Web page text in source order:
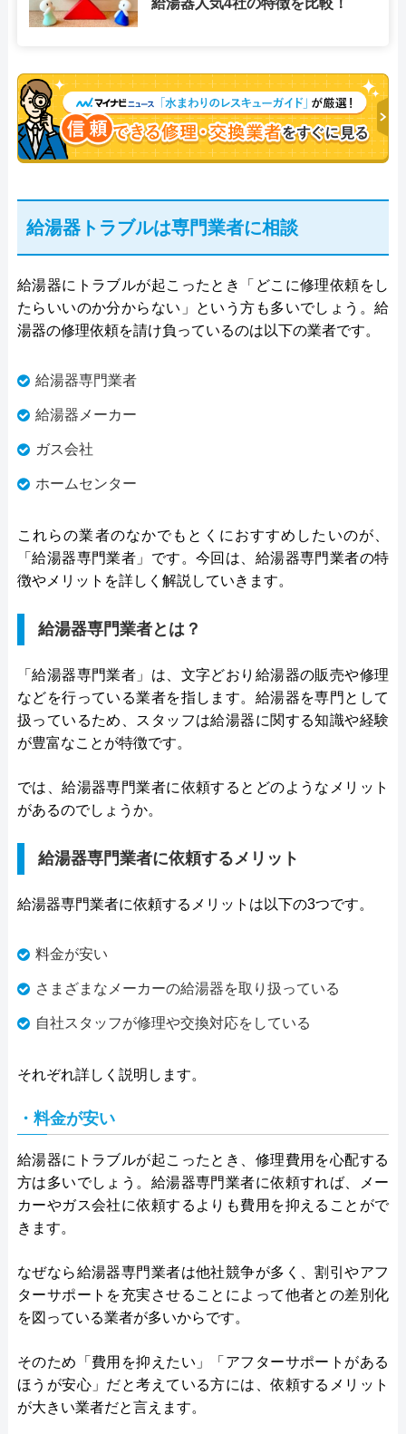
給湯器人気4社の特徴を比較！
給湯器トラブルは専門業者に相談
給湯器にトラブルが起こったとき「どこに修理依頼をし
たらいいのか分からない」という方も多いでしょう。給
湯器の修理依頼を請け負っているのは以下の業者です。
給湯器専門業者
給湯器メーカー
ガス会社
ホームセンター
これらの業者のなかでもとくにおすすめしたいのが、
「給湯器専門業者」です。今回は、給湯器専門業者の特
徴やメリットを詳しく解説していきます。
給湯器専門業者とは？
「給湯器専門業者」は、文字どおり給湯器の販売や修理
などを行っている業者を指します。給湯器を専門として
扱っているため、スタッフは給湯器に関する知識や経験
が豊富なことが特徴です。
では、給湯器専門業者に依頼するとどのようなメリット
があるのでしょうか。
給湯器専門業者に依頼するメリット
給湯器専門業者に依頼するメリットは以下の3つです。
料金が安い
さまざまなメーカーの給湯器を取り扱っている
自社スタッフが修理や交換対応をしている
それぞれ詳しく説明します。
・料金が安い
給湯器にトラブルが起こったとき、修理費用を心配する
方は多いでしょう。給湯器専門業者に依頼すれば、メー
カーやガス会社に依頼するよりも費用を抑えることがで
きます。
なぜなら給湯器専門業者は他社競争が多く、割引やアフ
ターサポートを充実させることによって他者との差別化
を図っている業者が多いからです。
そのため「費用を抑えたい」「アフターサポートがある
ほうが安心」だと考えている方には、依頼するメリット
が大きい業者だと言えます。